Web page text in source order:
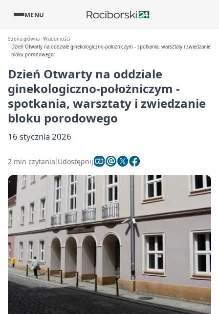
MENU
Strona główna Wiadomości
Dzień Otwarty na oddziale ginekologiczno-położniczym - spotkania, warsztaty i zwiedzanie
bloku porodowego
Dzień Otwarty na oddziale
ginekologiczno-położniczym -
spotkania, warsztaty i zwiedzanie
bloku porodowego
16 stycznia 2026
2 min czytania Udostępnij